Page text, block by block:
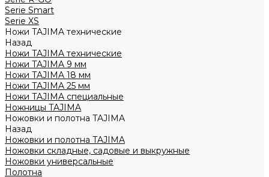
Serie Smart
Serie XS
Ножи TAJIMA технические
Назад
Ножи TAJIMA технические
Ножи TAJIMA 9 мм
Ножи TAJIMA 18 мм
Ножи TAJIMA 25 мм
Ножи TAJIMA специальные
Ножницы TAJIMA
Ножовки и полотна TAJIMA
Назад
Ножовки и полотна TAJIMA
Ножовки складные, садовые и выкружные
Ножовки универсальные
Полотна